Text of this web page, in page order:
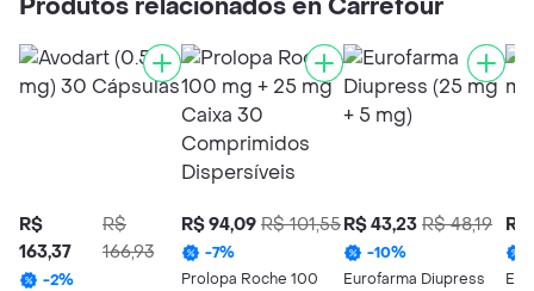
Produtos relacionados en Carrefour
R$
163,37
R$
166,93
-2%
R$ 94,09 R$ 101,55
-7%
Prolopa Roche 100
R$ 43,23 R$ 48,19
-10%
Eurofarma Diupress
R$